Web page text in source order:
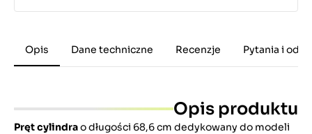
Opis Dane techniczne Recenzje Pytania i
Opis produktu
Pręt cylindrao długości 68,6 cm dedykowany do modeli